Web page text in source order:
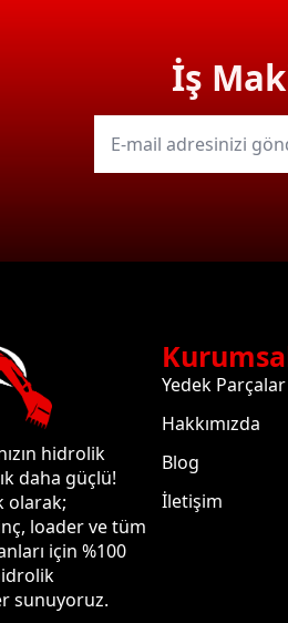
İş
E-
mail
hidrolik
daha güçlü!
olarak;
loader ve tüm
için %100
sunuyoruz.
Yedek Parçalar
Hakkımızda
Blog
İletişim